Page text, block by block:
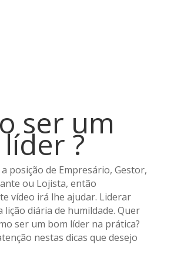
ser um
?
posição de Empresário, Gestor,
ou Lojista, então
vídeo irá lhe ajudar. Liderar
lição diária de humildade. Quer
ser um bom líder na prática?
nestas dicas que desejo